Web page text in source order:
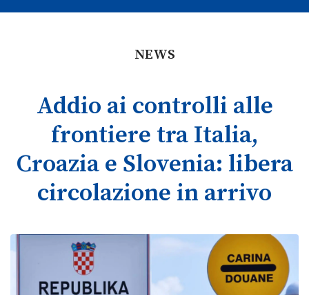
NEWS
Addio ai controlli alle
frontiere tra Italia,
Croazia e Slovenia: libera
circolazione in arrivo